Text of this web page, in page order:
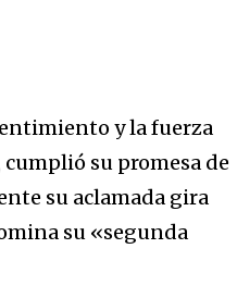
y la fuerza
su promesa de
su aclamada gira
su «segunda